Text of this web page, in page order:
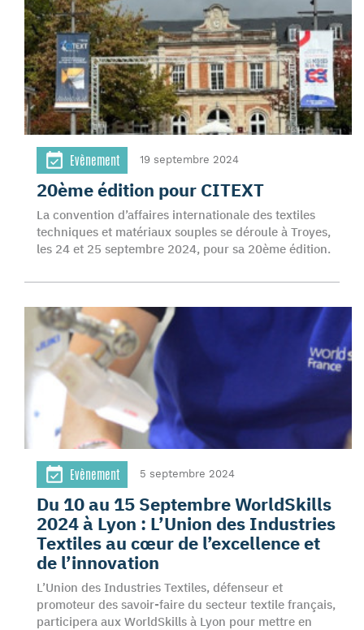
Evènement 19 septembre 2024
20ème édition pour CITEXT
La convention d’affaires internationale des textiles
techniques et matériaux souples se déroule à Troyes,
les 24 et 25 septembre 2024, pour sa 20ème édition.
Evènement 5 septembre 2024
Du 10 au 15 Septembre WorldSkills
2024 à Lyon : L’Union des Industries
Textiles au cœur de l’excellence et
de l’innovation
L’Union des Industries Textiles, défenseur et
promoteur des savoir-faire du secteur textile français,
participera aux WorldSkills à Lyon pour mettre en